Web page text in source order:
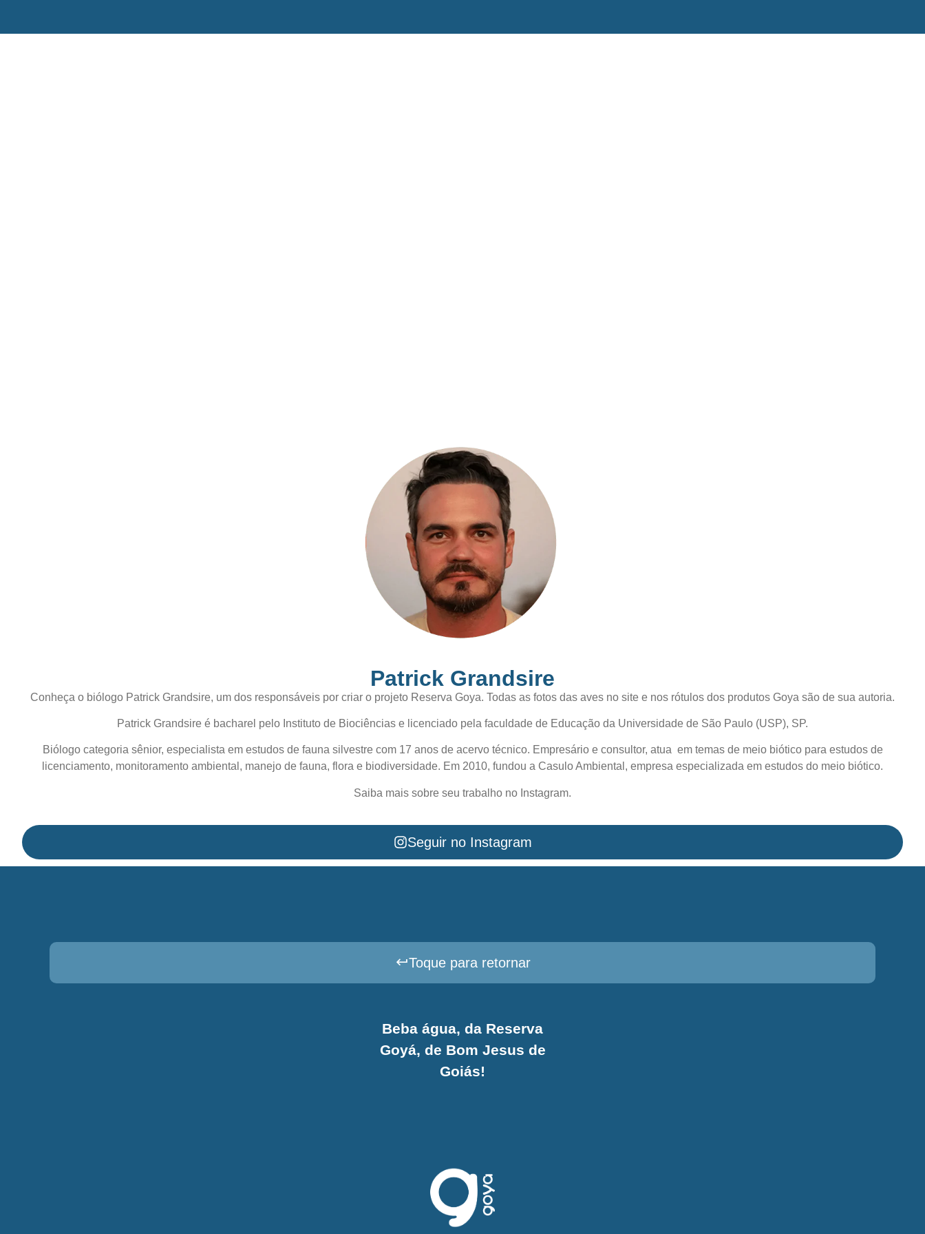
Patrick Grandsire
Conheça o biólogo Patrick Grandsire, um dos responsáveis por criar o projeto Reserva Goya. Todas as fotos das aves no site e nos rótulos dos produtos Goya são de sua autoria.
Patrick Grandsire é bacharel pelo Instituto de Biociências e licenciado pela faculdade de Educação da Universidade de São Paulo (USP), SP.
Biólogo categoria sênior, especialista em estudos de fauna silvestre com 17 anos de acervo técnico. Empresário e consultor, atua em temas de meio biótico para estudos de
licenciamento, monitoramento ambiental, manejo de fauna, flora e biodiversidade. Em 2010, fundou a Casulo Ambiental, empresa especializada em estudos do meio biótico.
Saiba mais sobre seu trabalho no Instagram.
Seguir no Instagram
Toque para retornar
Beba água, da Reserva
Goyá, de Bom Jesus de
Goiás!